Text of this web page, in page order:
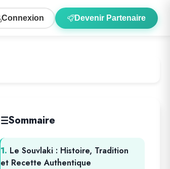
Connexion Devenir Partenaire
Sommaire
1. Le Souvlaki : Histoire, Tradition
et Recette Authentique